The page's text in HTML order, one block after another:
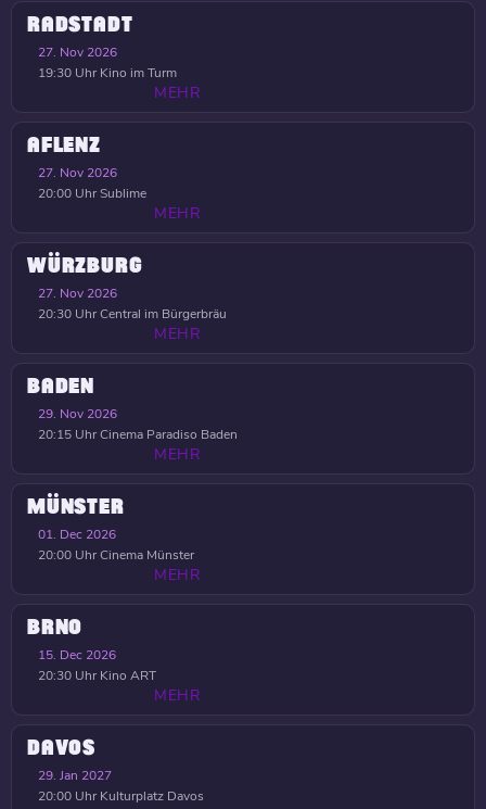
RADSTADT
27. Nov 2026
19:30 Uhr Kino im Turm
MEHR
AFLENZ
27. Nov 2026
20:00 UhrSublime
MEHR
WÜRZBURG
27. Nov 2026
20:30 UhrCentral im Bürgerbräu
MEHR
BADEN
29. Nov 2026
20:15 UhrCinema Paradiso Baden
MEHR
MÜNSTER
01. Dec 2026
20:00 UhrCinema Münster
MEHR
BRNO
15. Dec 2026
20:30 Uhr Kino ART
MEHR
DAVOS
29. Jan 2027
20:00 Uhr Kulturplatz Davos